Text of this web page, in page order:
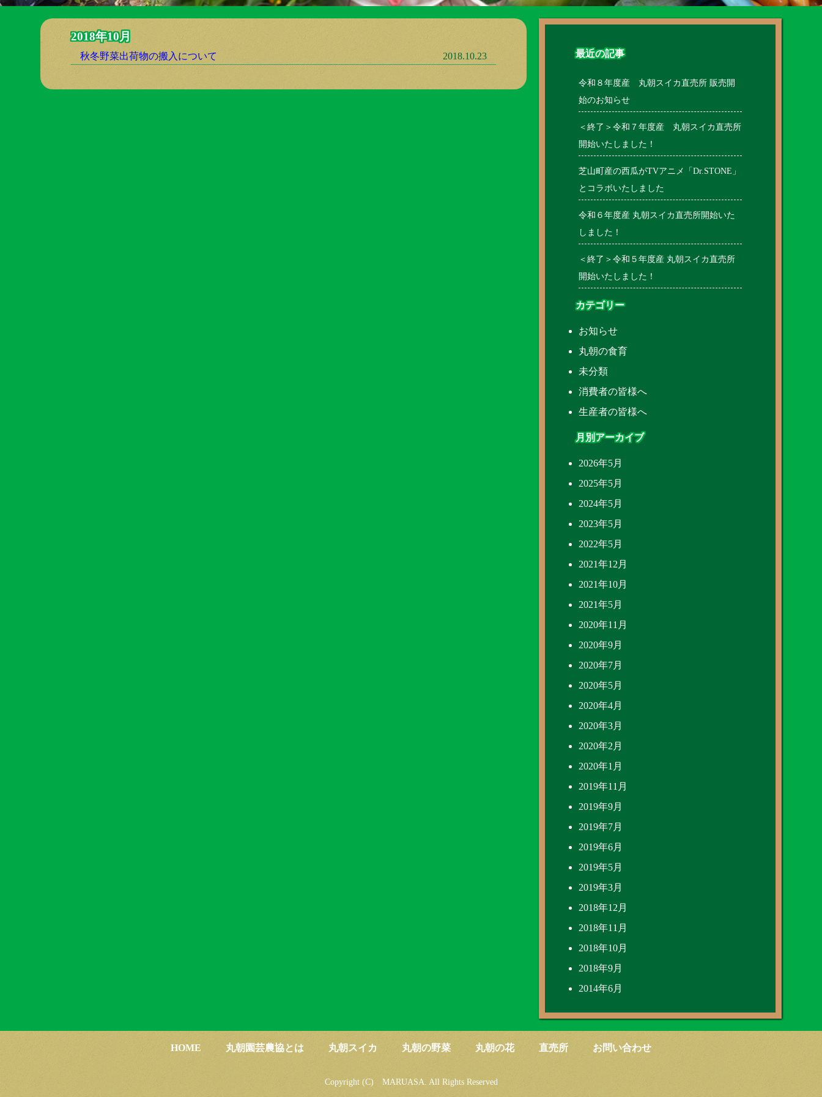
2018年10月
秋冬野菜出荷物の搬入について 2018.10.23 最近の記事
令和８年度産 丸朝スイカ直売所 販売開
始のお知らせ
＜終了＞令和７年度産 丸朝スイカ直売所
開始いたしました！
芝山町産の西瓜がTVアニメ「Dr.STONE」
とコラボいたしました
令和６年度産 丸朝スイカ直売所開始いた
しました！
＜終了＞令和５年度産 丸朝スイカ直売所
開始いたしました！
カテゴリー
お知らせ
丸朝の食育
未分類
消費者の皆様へ
生産者の皆様へ
月別アーカイブ
2026年5月
2025年5月
2024年5月
2023年5月
2022年5月
2021年12月
2021年10月
2021年5月
2020年11月
2020年9月
2020年7月
2020年5月
2020年4月
2020年3月
2020年2月
2020年1月
2019年11月
2019年9月
2019年7月
2019年6月
2019年5月
2019年3月
2018年12月
2018年11月
2018年10月
2018年9月
2014年6月
HOME 丸朝園芸農協とは 丸朝スイカ 丸朝の野菜 丸朝の花 直売所 お問い合わせ
Copyright (C) MARUASA. All Rights Reserved